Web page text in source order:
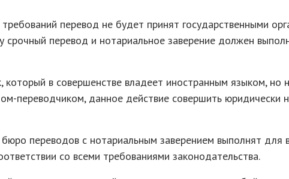
перевод не будет принят государственными
перевод и нотариальное заверение должен
в совершенстве владеет иностранным языком, но
переводчиком, данное действие совершить юридически
переводов с нотариальным заверением выполнят для
со всеми требованиями законодательства.